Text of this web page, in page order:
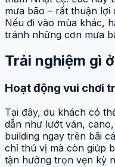
mưa bão – rất thuận
Nếu đi vào mùa khác,
tránh những cơn mưa
Trải nghiệm gì
Hoạt động vui chơi
Tại đây, du khách có
dẫn như lướt ván,
building ngay trên bãi
chỉ thú vị mà còn giúp
tận hưởng trọn vẹn kỳ